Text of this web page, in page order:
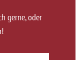
gerne, oder